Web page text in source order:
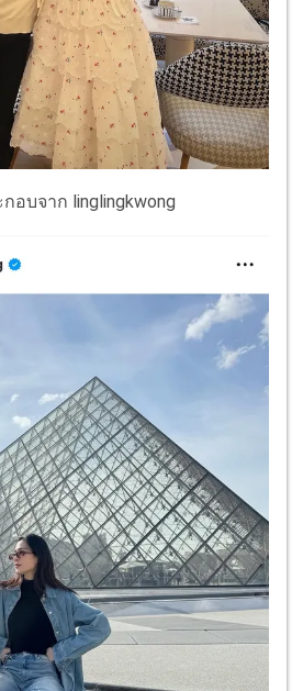
อบจาก linglingkwong